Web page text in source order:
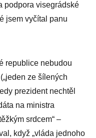
podpora visegrádské
jsem vyčítal panu
republice nebudou
ze šílených
prezident nechtěl
na ministra
srdcem“ –
když „vláda jednoho